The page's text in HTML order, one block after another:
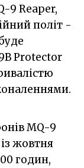
9 Reaper,
політ -
Protector
MQ-9
жовтня
годин,